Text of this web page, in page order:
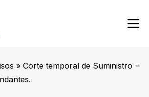
» Corte temporal de Suministro –